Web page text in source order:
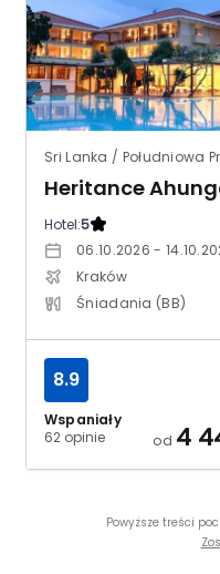
Heritance
Hotel:5
06.10.2026 -
Kraków
Śniadania (BB)
Wspaniały
62 opinie
8.9
od 4
Powyższe treści